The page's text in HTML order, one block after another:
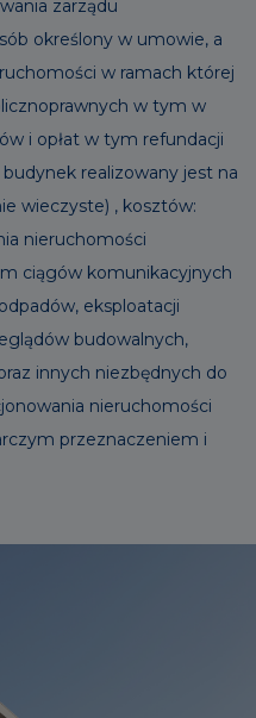
zarządu
określony w umowie, a
w ramach której
w tym w
i opłat w tym refundacji
realizowany jest na
wieczyste) , kosztów:
nieruchomości
ciągów komunikacyjnych
eksploatacji
budowalnych,
innych niezbędnych do
nieruchomości
przeznaczeniem i